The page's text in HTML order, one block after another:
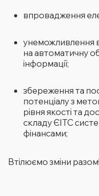
впровадження
унеможливлення
на автоматичну
інформації;
збереження та
потенціалу з
рівня якості та
складу ЄІТС
фінансами;
Втілюємо зміни разом!